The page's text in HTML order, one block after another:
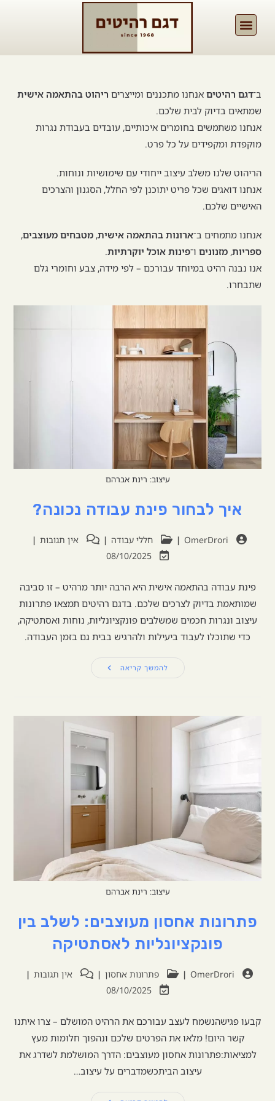
ב־דגם רהיטים אנחנו מתכננים ומייצרים ריהוט בהתאמה אישית
שמתאים בדיוק לבית שלכם.
אנחנו משתמשים בחומרים איכותיים, עובדים בעבודת נגרות
מוקפדת ומקפידים על כל פרט.
הריהוט שלנו משלב עיצוב ייחודי עם שימושיות ונוחות.
אנחנו דואגים שכל פריט יתוכנן לפי החלל, הסגנון והצרכים
האישיים שלכם.
אנחנו מתמחים ב־ארונות בהתאמה אישית,מטבחים מעוצבים,
ספריות,מזנונים ו־פינות אוכל יוקרתיות.
אנו נבנה רהיט במיוחד עבורכם – לפי מידה, צבע וחומרי גלם
שתבחרו.
עיצוב: רינת אברהם
איך לבחור פינת עבודה נכונה?
OmerDrori חללי עבודה
אין תגובות
08/10/2025
פינת עבודה בהתאמה אישית היא הרבה יותר מרהיט – זו סביבה
שמותאמת בדיוק לצרכים שלכם. בדגם רהיטים תמצאו פתרונות
עיצוב ונגרות חכמים שמשלבים פונקציונליות, נוחות ואסתטיקה,
כדי שתוכלו לעבוד ביעילות ולהרגיש בבית גם בזמן העבודה.
להמשך קריאה
עיצוב: רינת אברהם
פתרונות אחסון מעוצבים: לשלב בין
פונקציונליות לאסתטיקה
OmerDrori פתרונות אחסון
אין תגובות
08/10/2025
קבעו פגישהנשמח לעצב עבורכם את הרהיט המושלם – צרו איתנו
קשר היום! מלאו את הפרטים שלכם ונהפוך חלומות מעץ
למציאות:פתרונות אחסון מעוצבים: הדרך המושלמת לשדרג את
עיצוב הביתכשמדברים על עיצוב…